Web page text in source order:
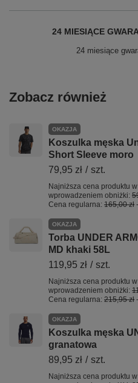
24 MIESIĄCE
24 miesiące
Zobacz również
OKAZJA
Koszulka męska
Short Sleeve moro
79,95 zł / szt.
Najniższa cena produktu
wprowadzeniem obniżki:
Cena regularna: 165,00 zł
OKAZJA
Torba UNDER
MD khaki 58L
119,95 zł / szt.
Najniższa cena produktu
wprowadzeniem obniżki:
Cena regularna: 215,95 zł
OKAZJA
Koszulka męska
granatowa
89,95 zł / szt.
Najniższa cena produktu